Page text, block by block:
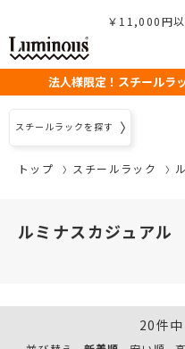
￥11,000円
法人様限定！スチールラ
スチールラックを探す
トップ スチールラック
ルミナスカジュアル
20件中